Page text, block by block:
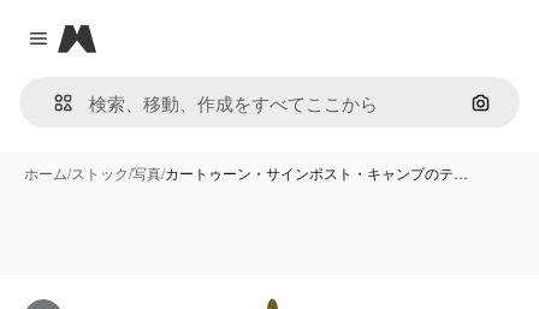
Close menu
Magnific
画像で
ホーム/ストック/写真/カートゥーン・サインポスト・キャンプのテ…